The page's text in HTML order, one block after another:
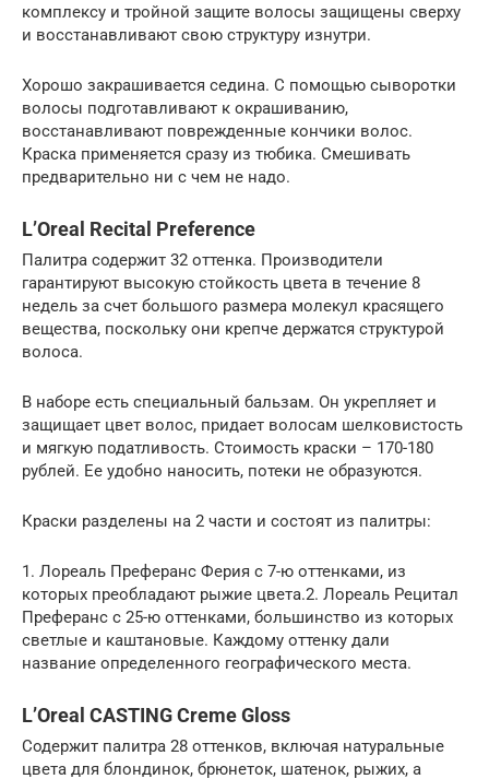
комплексу и тройной защите волосы защищены сверху
и восстанавливают свою структуру изнутри.
Хорошо закрашивается седина. С помощью сыворотки
волосы подготавливают к окрашиванию,
восстанавливают поврежденные кончики волос.
Краска применяется сразу из тюбика. Смешивать
предварительно ни с чем не надо.
L’Oreal Recital Preference
Палитра содержит 32 оттенка. Производители
гарантируют высокую стойкость цвета в течение 8
недель за счет большого размера молекул красящего
вещества, поскольку они крепче держатся структурой
волоса.
В наборе есть специальный бальзам. Он укрепляет и
защищает цвет волос, придает волосам шелковистость
и мягкую податливость. Стоимость краски – 170-180
рублей. Ее удобно наносить, потеки не образуются.
Краски разделены на 2 части и состоят из палитры:
1. Лореаль Преферанс Ферия с 7-ю оттенками, из
которых преобладают рыжие цвета.2. Лореаль Рецитал
Преферанс с 25-ю оттенками, большинство из которых
светлые и каштановые. Каждому оттенку дали
название определенного географического места.
L’Oreal CASTING Creme Gloss
Содержит палитра 28 оттенков, включая натуральные
цвета для блондинок, брюнеток, шатенок, рыжих, а